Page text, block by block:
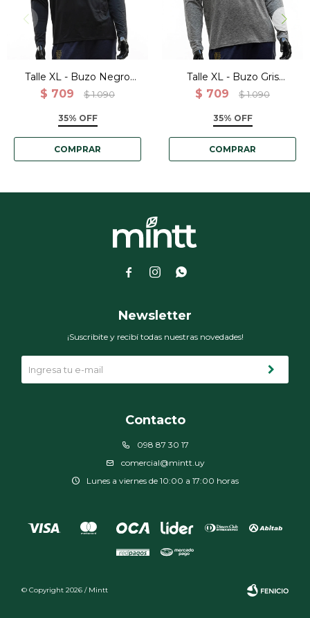
Talle XL - Buzo Negro
Deportivo Ligero Con
$ 709 $ 1.090
35% OFF
Talle XL - Buzo Gris
Deportivo Ligero Con
$ 709 $ 1.090
35% OFF
  
Contacto
098 87 30 17
comercial@mintt.uy
Lunes a viernes de 10:00 a 17:00 horas
Newsletter
¡Suscribite y recibí todas nuestras novedades!
© Copyright 2026 / Mintt